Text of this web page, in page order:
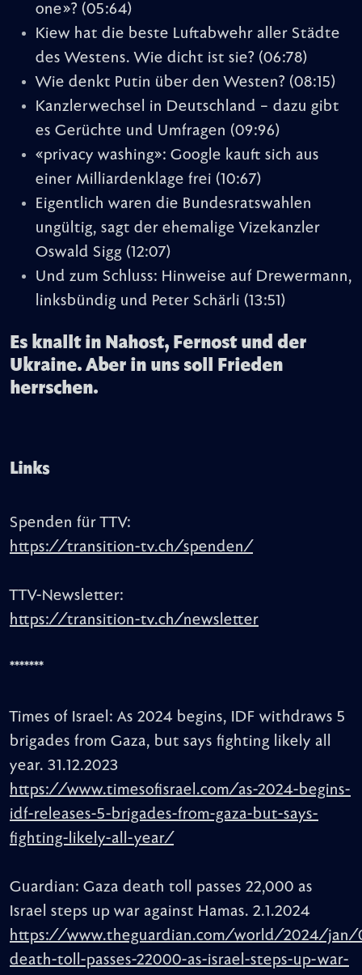
one»? (05:64)
Kiew hat die beste Luftabwehr aller Städte
des Westens. Wie dicht ist sie? (06:78)
Wie denkt Putin über den Westen? (08:15)
Kanzlerwechsel in Deutschland – dazu gibt
es Gerüchte und Umfragen (09:96)
«privacy washing»: Google kauft sich aus
einer Milliardenklage frei (10:67)
Eigentlich waren die Bundesratswahlen
ungültig, sagt der ehemalige Vizekanzler
Oswald Sigg (12:07)
Und zum Schluss: Hinweise auf Drewermann,
linksbündig und Peter Schärli (13:51)
Es knallt in Nahost, Fernost und der
Ukraine. Aber in uns soll Frieden
herrschen.
Links
Spenden für TTV:
https://transition-tv.ch/spenden/
TTV-Newsletter:
https://transition-tv.ch/newsletter
*******
Times of Israel: As 2024 begins, IDF withdraws 5
brigades from Gaza, but says fighting likely all
year. 31.12.2023
https://www.timesofisrael.com/as-2024-begins-
idf-releases-5-brigades-from-gaza-but-says-
fighting-likely-all-year/
Guardian: Gaza death toll passes 22,000 as
Israel steps up war against Hamas. 2.1.2024
https://www.theguardian.com/world/2024/jan/
death-toll-passes-22000-as-israel-steps-up-war-